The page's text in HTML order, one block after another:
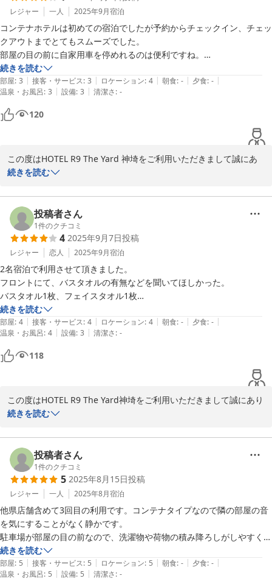
末尾ではございますが、この度のありがたいお言葉改めて心よりお
礼申し上げます。
ＨＯＴＥＬ Ｒ９ Ｔｈｅ Ｙａｒｄ 神埼
2026-01-12
レジャー 一人 2025年9月宿泊
コンテナホテルは初めての宿泊でしたが予約からチェックイン、チェッ
クアウトまでとてもスムーズでした。
部屋の目の前に自家用車を停めれるのは便利ですね。
シャワーの圧は問題ないのですが温度が熱くなったり冷たくなったり自
動で変動するのは少し困りました。改善出来れば良いですね。
また利用する機会があれば利用させていただきます！
続きを読む
部屋: 3 | 接客・サービス: 3 | ロケーション: 4 | 朝食: - | 夕食: - |
温泉・お風呂: 3 | 設備: 3 | 清潔さ: -
120
この度はHOTEL R9 The Yard 神埼をご利用いただきまして誠にあ
りがとうございます。
てお礼申し上げます。
ご滞在中にご不便をお掛けして大変申し訳ございませんでした。
設備の不具合に関しましては、今後対策を講じていく所存でござい
ます。
どうか今後とも引き続き変わらぬご愛顧賜りますようお願い申し上
げます。
2025-09-08
続きを読む
投稿者さん
1件のクチコミ
4 2025年9月7日投稿
レジャー 恋人 2025年9月宿泊
2名宿泊で利用させて頂きました。
フロントにて、バスタオルの有無などを聞いてほしかった。
バスタオル1枚、フェイスタオル1枚
枕１つだった。
複数名での予約に関しては、
受付のタイミングでオプションの説明をして欲しい。
続きを読む
部屋: 4 | 接客・サービス: 4 | ロケーション: 4 | 朝食: - | 夕食: - |
温泉・お風呂: 4 | 設備: 3 | 清潔さ: -
118
この度はHOTEL R9 The Yard神埼をご利用いただきまして誠にあり
がとうございます。
てお礼申し上げます。
ご滞在中にご不便をお掛けして大変申し訳ございませんでした。
より多くのお客様にご満足いただけるホテルになる事を目指し
スタッフ一同、日々精進して参りますので
どうか今後とも引き続き変わらぬご愛顧賜りますようお願い申し上
げます。
2025-09-07
続きを読む
投稿者さん
1件のクチコミ
5 2025年8月15日投稿
レジャー 一人 2025年8月宿泊
他県店舗含めて3回目の利用です。コンテナタイプなので隣の部屋の音
を気にすることがなく静かです。
駐車場が部屋の目の前なので、洗濯物や荷物の積み降ろしがしやすく便
利です。
冷凍庫が独立したタイプの冷蔵庫で、夜のうちに氷を作ることができ、
この時期には非常に重宝しました。
続きを読む
部屋: 5 | 接客・サービス: 5 | ロケーション: 5 | 朝食: - | 夕食: - |
温泉・お風呂: 5 | 設備: 5 | 清潔さ: -